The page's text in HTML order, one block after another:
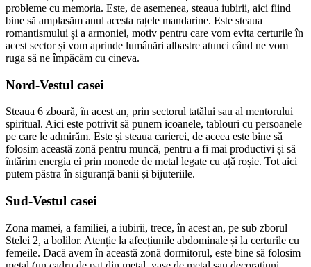
probleme cu memoria. Este, de asemenea, steaua iubirii, aici fiind
bine să amplasăm anul acesta rațele mandarine. Este steaua
romantismului și a armoniei, motiv pentru care vom evita certurile în
acest sector și vom aprinde lumânări albastre atunci când ne vom
ruga să ne împăcăm cu cineva.
Nord-Vestul casei
Steaua 6 zboară, în acest an, prin sectorul tatălui sau al mentorului
spiritual. Aici este potrivit să punem icoanele, tablouri cu persoanele
pe care le admirăm. Este și steaua carierei, de aceea este bine să
folosim această zonă pentru muncă, pentru a fi mai productivi și să
întărim energia ei prin monede de metal legate cu ață roșie. Tot aici
putem păstra în siguranță banii și bijuteriile.
Sud-Vestul casei
Zona mamei, a familiei, a iubirii, trece, în acest an, pe sub zborul
Stelei 2, a bolilor. Atenție la afecțiunile abdominale și la certurile cu
femeile. Dacă avem în această zonă dormitorul, este bine să folosim